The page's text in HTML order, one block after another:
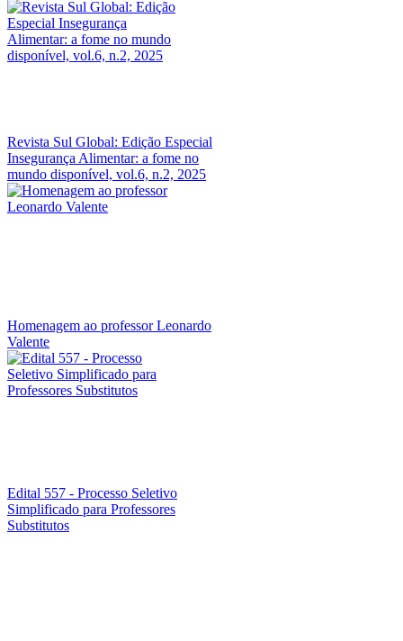
Revista Sul Global: Edição Especial
Insegurança Alimentar: a fome no
mundo disponível, vol.6, n.2, 2025
Homenagem ao professor Leonardo
Valente
Edital 557 - Processo Seletivo
Simplificado para Professores
Substitutos